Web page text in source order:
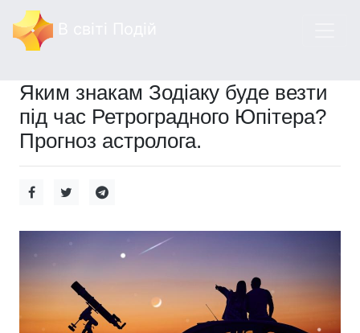
Яким знакам Зодіаку буде везти
під час Ретроградного Юпітера?
Прогноз астролога.